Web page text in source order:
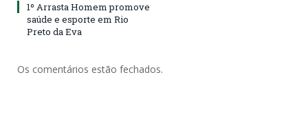
1º Arrasta Homem promove
saúde e esporte em Rio
Preto da Eva
Os comentários estão fechados.